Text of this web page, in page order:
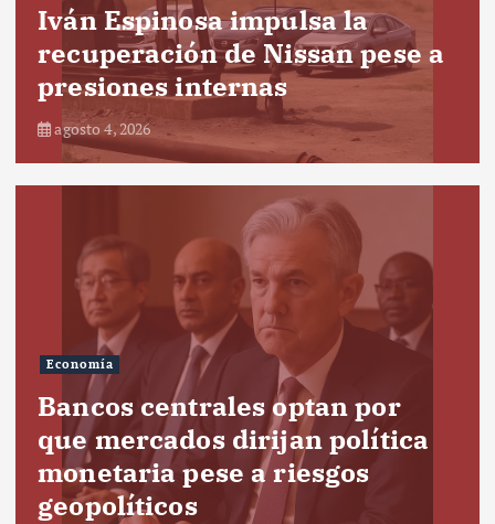
Iván Espinosa impulsa la
recuperación de Nissan pese a
presiones internas
agosto 4, 2026
Economía
Bancos centrales optan por
que mercados dirijan política
monetaria pese a riesgos
geopolíticos